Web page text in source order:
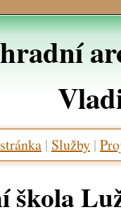
| Služby |
škola